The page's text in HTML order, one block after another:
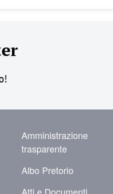
Amministrazione
trasparente
Albo Pretorio